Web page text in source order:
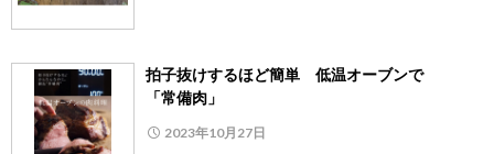
拍子抜けするほど簡単 低温オーブンで
「常備肉」
2023年10月27日